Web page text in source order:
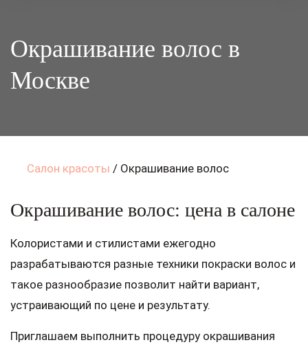
Окрашивание волос в
Москве
Салон красоты / Окрашивание волос
Окрашивание волос: цена в салоне
Колористами и стилистами ежегодно
разрабатываются разные техники покраски волос и
такое разнообразие позволит найти вариант,
устраивающий по цене и результату.
Приглашаем выполнить процедуру окрашивания